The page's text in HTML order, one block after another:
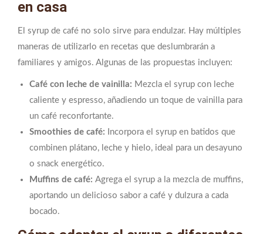
en casa
El syrup de café no solo sirve para endulzar. Hay múltiples
maneras de utilizarlo en recetas que deslumbrarán a
familiares y amigos. Algunas de las propuestas incluyen:
Café con leche de vainilla: Mezcla el syrup con leche
caliente y espresso, añadiendo un toque de vainilla para
un café reconfortante.
Smoothies de café: Incorpora el syrup en batidos que
combinen plátano, leche y hielo, ideal para un desayuno
o snack energético.
Muffins de café: Agrega el syrup a la mezcla de muffins,
aportando un delicioso sabor a café y dulzura a cada
bocado.